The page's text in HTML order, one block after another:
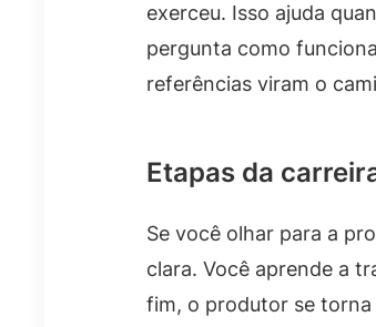
exerceu. Isso ajuda
pergunta como
referências viram o
Etapas da
Se você olhar para a
clara. Você aprende a
fim, o produtor se